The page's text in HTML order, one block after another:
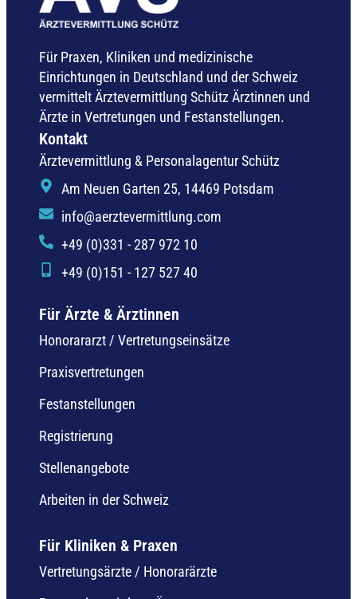
Für Praxen, Kliniken und medizinische
Einrichtungen in Deutschland und der Schweiz
vermittelt Ärztevermittlung Schütz Ärztinnen und
Ärzte in Vertretungen und Festanstellungen.
Für Ärzte & Ärztinnen
Honorararzt / Vertretungseinsätze
Praxisvertretungen
Festanstellungen
Registrierung
Stellenangebote
Arbeiten in der Schweiz
Für Kliniken & Praxen
Vertretungsärzte / Honorarärzte
Kontakt
Ärztevermittlung & Personalagentur Schütz
Am Neuen Garten 25, 14469 Potsdam
info@aerztevermittlung.com
+49 (0)331 - 287 972 10
+49 (0)151 - 127 527 40